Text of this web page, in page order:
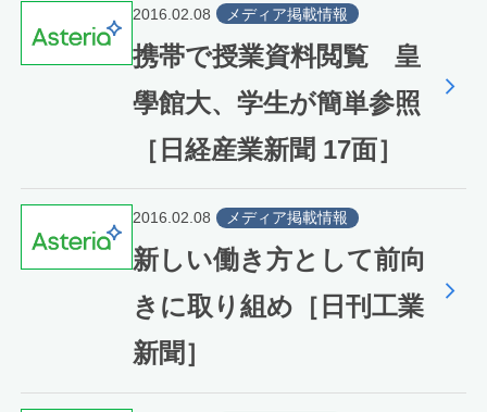
2016.02.08 メディア掲載情報
携帯で授業資料閲覧 皇
學館大、学生が簡単参照
［日経産業新聞 17面］
2016.02.08 メディア掲載情報
新しい働き方として前向
きに取り組め［日刊工業
新聞］